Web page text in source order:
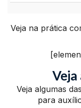
Veja na prática
Veja algumas
para